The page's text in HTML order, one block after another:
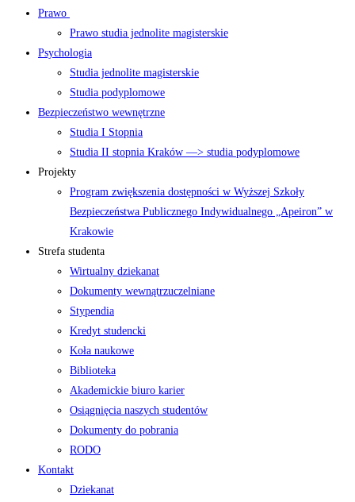
Prawo
Prawo studia jednolite magisterskie
Psychologia
Studia jednolite magisterskie
Studia podyplomowe
Bezpieczeństwo wewnętrzne
Studia I Stopnia
Studia II stopnia Kraków —> studia podyplomowe
Projekty
Program zwiększenia dostępności w Wyższej Szkoły
Bezpieczeństwa Publicznego Indywidualnego „Apeiron” w
Krakowie
Strefa studenta
Wirtualny dziekanat
Dokumenty wewnątrzuczelniane
Stypendia
Kredyt studencki
Koła naukowe
Biblioteka
Akademickie biuro karier
Osiągnięcia naszych studentów
Dokumenty do pobrania
RODO
Kontakt
Dziekanat